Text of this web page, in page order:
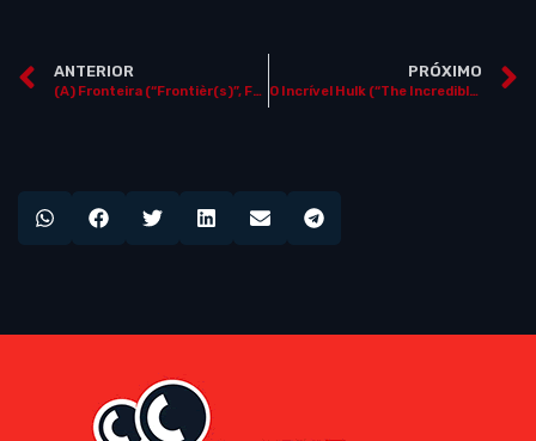
ANTERIOR
(A) Fronteira (“Frontièr(s)”, França, 2007)
PRÓXIMO
O Incrível Hulk (“The Incredible Hulk”, EUA, 2008) ***NOS CINEMAS***